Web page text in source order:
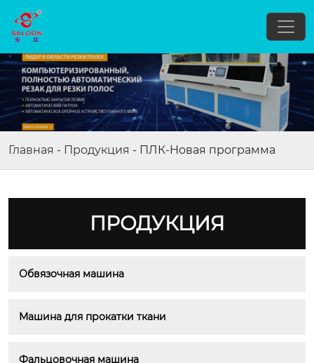
Главная - Продукция - ПЛК-Новая программа
ПРОДУКЦИЯ
Обвязочная машина
Машина для прокатки ткани
Фальцовочная машина